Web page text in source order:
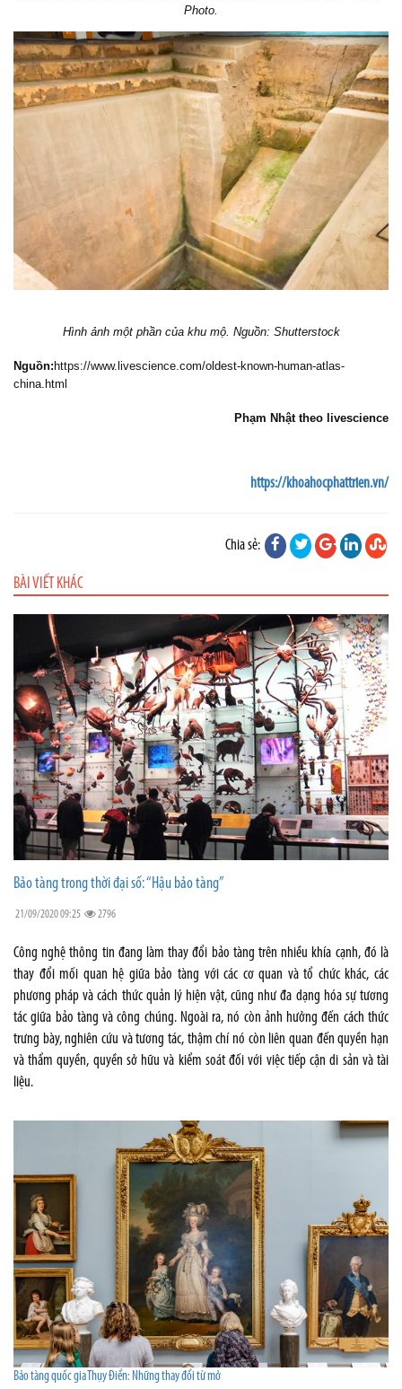
Photo.
Hình ảnh một phần của khu mộ. Nguồn: Shutterstock
Nguồn: https://www.livescience.com/oldest-known-human-atlas-
china.html
Phạm Nhật theo livescience
https://khoahocphattrien.vn/
Chia sẻ:
BÀI VIẾT KHÁC
Bảo tàng trong thời đại số: “Hậu bảo tàng”
21/09/2020 09:25 2796
Công nghệ thông tin đang làm thay đổi bảo tàng trên nhiều khía cạnh, đó là
thay đổi mối quan hệ giữa bảo tàng với các cơ quan và tổ chức khác, các
phương pháp và cách thức quản lý hiện vật, cũng như đa dạng hóa sự tương
tác giữa bảo tàng và công chúng. Ngoài ra, nó còn ảnh hưởng đến cách thức
trưng bày, nghiên cứu và tương tác, thậm chí nó còn liên quan đến quyền hạn
và thẩm quyền, quyền sở hữu và kiểm soát đối với việc tiếp cận di sản và tài
liệu.
Bảo tàng quốc gia Thụy Điển: Những thay đổi từ mở